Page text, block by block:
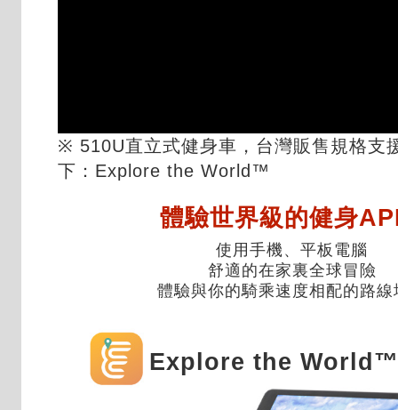
※ 510U直立式健身車，台灣販售規格支
下：Explore the World™
體驗世界級的健身
使用手機、平板電腦
舒適的在家裏全球冒險
體驗與你的騎乘速度相配的路線
Explore the